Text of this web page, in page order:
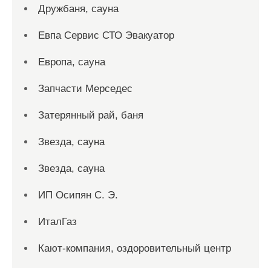
Дружбаня, сауна
Евпа Сервис СТО Эвакуатор
Европа, сауна
Запчасти Мерседес
Затерянный рай, баня
Звезда, сауна
Звезда, сауна
ИП Осипян С. Э.
ИталГаз
Кают-компания, оздоровительный центр